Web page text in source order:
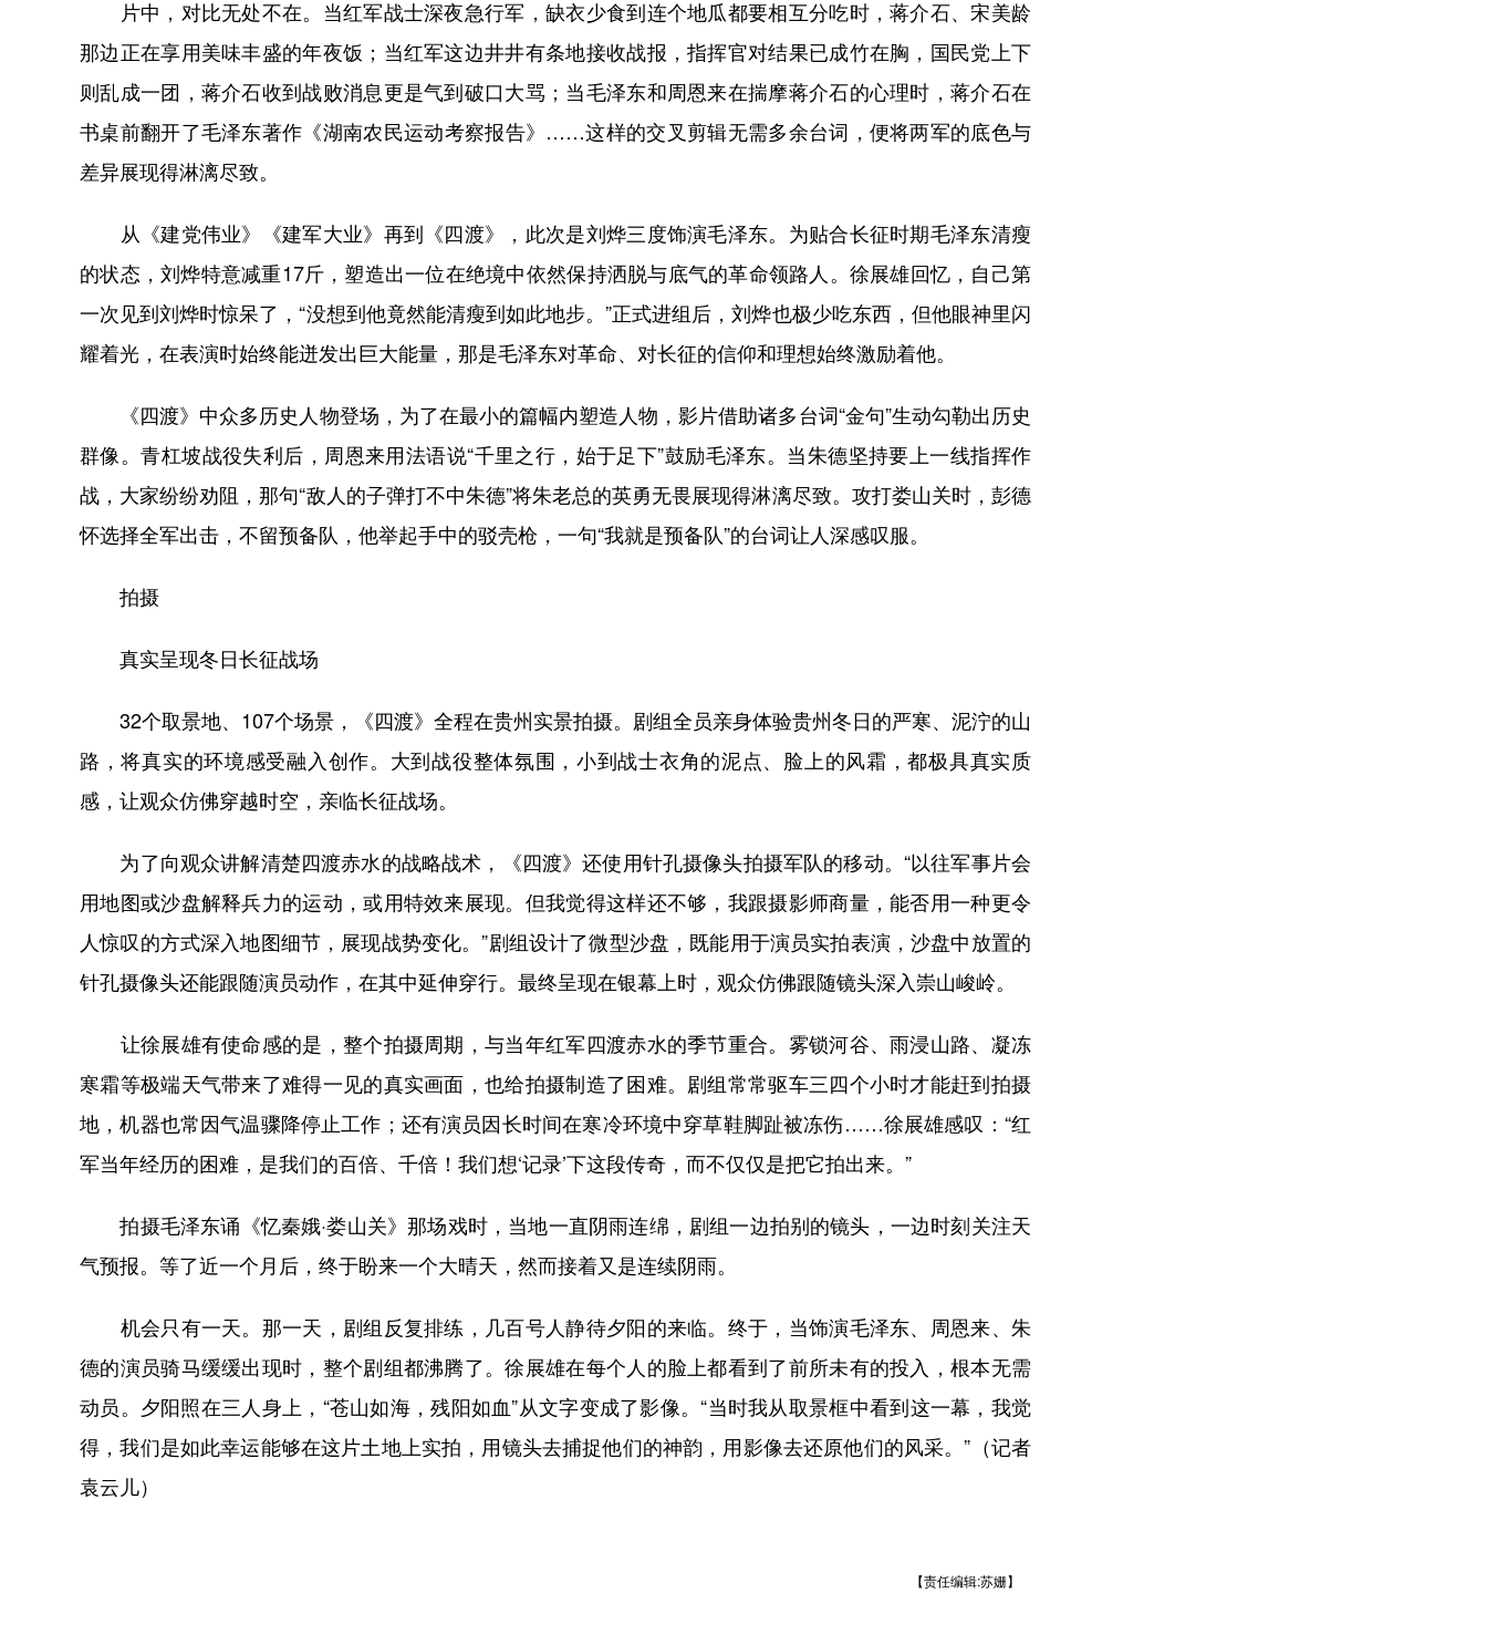
片中，对比无处不在。当红军战士深夜急行军，缺衣少食到连个地瓜都要相互分吃时，蒋介石、宋美龄
那边正在享用美味丰盛的年夜饭；当红军这边井井有条地接收战报，指挥官对结果已成竹在胸，国民党上下
则乱成一团，蒋介石收到战败消息更是气到破口大骂；当毛泽东和周恩来在揣摩蒋介石的心理时，蒋介石在
书桌前翻开了毛泽东著作《湖南农民运动考察报告》……这样的交叉剪辑无需多余台词，便将两军的底色与
差异展现得淋漓尽致。
从《建党伟业》《建军大业》再到《四渡》，此次是刘烨三度饰演毛泽东。为贴合长征时期毛泽东清瘦
的状态，刘烨特意减重17斤，塑造出一位在绝境中依然保持洒脱与底气的革命领路人。徐展雄回忆，自己第
一次见到刘烨时惊呆了，“没想到他竟然能清瘦到如此地步。”正式进组后，刘烨也极少吃东西，但他眼神里闪
耀着光，在表演时始终能迸发出巨大能量，那是毛泽东对革命、对长征的信仰和理想始终激励着他。
《四渡》中众多历史人物登场，为了在最小的篇幅内塑造人物，影片借助诸多台词“金句”生动勾勒出历史
群像。青杠坡战役失利后，周恩来用法语说“千里之行，始于足下”鼓励毛泽东。当朱德坚持要上一线指挥作
战，大家纷纷劝阻，那句“敌人的子弹打不中朱德”将朱老总的英勇无畏展现得淋漓尽致。攻打娄山关时，彭德
怀选择全军出击，不留预备队，他举起手中的驳壳枪，一句“我就是预备队”的台词让人深感叹服。
拍摄
真实呈现冬日长征战场
32个取景地、107个场景，《四渡》全程在贵州实景拍摄。剧组全员亲身体验贵州冬日的严寒、泥泞的山
路，将真实的环境感受融入创作。大到战役整体氛围，小到战士衣角的泥点、脸上的风霜，都极具真实质
感，让观众仿佛穿越时空，亲临长征战场。
为了向观众讲解清楚四渡赤水的战略战术，《四渡》还使用针孔摄像头拍摄军队的移动。“以往军事片会
用地图或沙盘解释兵力的运动，或用特效来展现。但我觉得这样还不够，我跟摄影师商量，能否用一种更令
人惊叹的方式深入地图细节，展现战势变化。”剧组设计了微型沙盘，既能用于演员实拍表演，沙盘中放置的
针孔摄像头还能跟随演员动作，在其中延伸穿行。最终呈现在银幕上时，观众仿佛跟随镜头深入崇山峻岭。
让徐展雄有使命感的是，整个拍摄周期，与当年红军四渡赤水的季节重合。雾锁河谷、雨浸山路、凝冻
寒霜等极端天气带来了难得一见的真实画面，也给拍摄制造了困难。剧组常常驱车三四个小时才能赶到拍摄
地，机器也常因气温骤降停止工作；还有演员因长时间在寒冷环境中穿草鞋脚趾被冻伤……徐展雄感叹：“红
军当年经历的困难，是我们的百倍、千倍！我们想‘记录’下这段传奇，而不仅仅是把它拍出来。”
拍摄毛泽东诵《忆秦娥·娄山关》那场戏时，当地一直阴雨连绵，剧组一边拍别的镜头，一边时刻关注天
气预报。等了近一个月后，终于盼来一个大晴天，然而接着又是连续阴雨。
机会只有一天。那一天，剧组反复排练，几百号人静待夕阳的来临。终于，当饰演毛泽东、周恩来、朱
德的演员骑马缓缓出现时，整个剧组都沸腾了。徐展雄在每个人的脸上都看到了前所未有的投入，根本无需
动员。夕阳照在三人身上，“苍山如海，残阳如血”从文字变成了影像。“当时我从取景框中看到这一幕，我觉
得，我们是如此幸运能够在这片土地上实拍，用镜头去捕捉他们的神韵，用影像去还原他们的风采。”（记者
袁云儿）
【责任编辑:苏姗】